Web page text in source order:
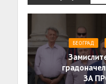
БЕОГРАД
ЗА